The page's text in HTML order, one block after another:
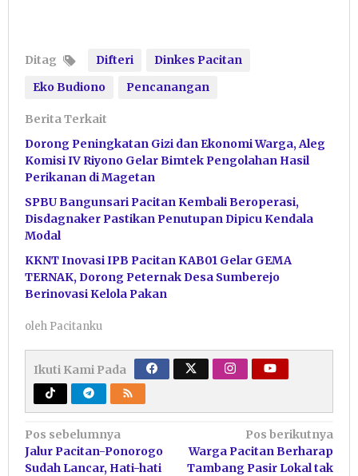
Ditag Difteri
Dinkes Pacitan
Eko Budiono
Pencanangan
Berita Terkait
Dorong Peningkatan Gizi dan Ekonomi Warga, Aleg
Komisi IV Riyono Gelar Bimtek Pengolahan Hasil
Perikanan di Magetan
SPBU Bangunsari Pacitan Kembali Beroperasi,
Disdagnaker Pastikan Penutupan Dipicu Kendala
Modal
KKNT Inovasi IPB Pacitan KAB01 Gelar GEMA
TERNAK, Dorong Peternak Desa Sumberejo
Berinovasi Kelola Pakan
oleh Pacitanku
Ikuti Kami Pada
Navigasi
pos
Pos sebelumnya
Jalur Pacitan-Ponorogo
Sudah Lancar, Hati-hati
Pos berikutnya
Warga Pacitan Berharap
Tambang Pasir Lokal tak